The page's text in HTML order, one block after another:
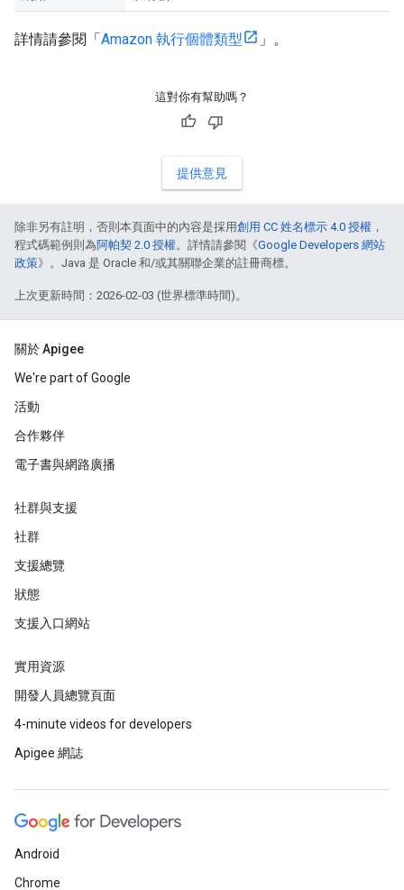
詳情請參閱「Amazon 執行個體類型 」。
這對你有幫助嗎？
提供意見
除非另有註明，否則本頁面中的內容是採用創用 CC 姓名標示 4.0 授權 ，
程式碼範例則為阿帕契 2.0 授權。詳情請參閱《Google Developers 網站
政策》。Java 是 Oracle 和/或其關聯企業的註冊商標。
上次更新時間：2026-02-03 (世界標準時間)。
關於 Apigee
We're part of Google
活動
合作夥伴
電子書與網路廣播
社群與支援
社群
支援總覽
狀態
支援入口網站
實用資源
開發人員總覽頁面
4-minute videos for developers
Apigee 網誌
Android
Chrome